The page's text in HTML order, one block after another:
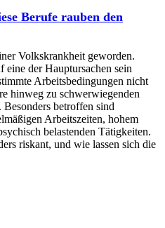
Berufe rauben den
Volkskrankheit geworden.
eine der Hauptursachen sein
Arbeitsbedingungen nicht
hinweg zu schwerwiegenden
betroffen sind
Arbeitszeiten, hohem
belastenden Tätigkeiten.
riskant, und wie lassen sich die